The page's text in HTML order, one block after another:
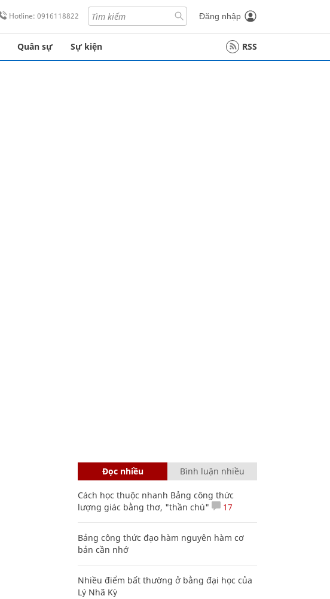
Hotline: 0916118822 Đăng nhập
Quân sự Sự kiện RSS
Đọc nhiều Bình luận nhiều
Cách học thuộc nhanh Bảng công thức
lượng giác bằng thơ, "thần chú"
17
Bảng công thức đạo hàm nguyên hàm cơ
bản cần nhớ
Nhiều điểm bất thường ở bằng đại học của
Lý Nhã Kỳ